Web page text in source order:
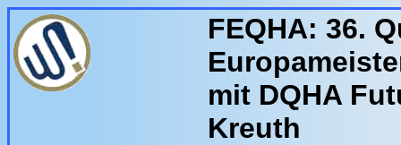
FEQHA: 36.
mit DQHA
Kreuth